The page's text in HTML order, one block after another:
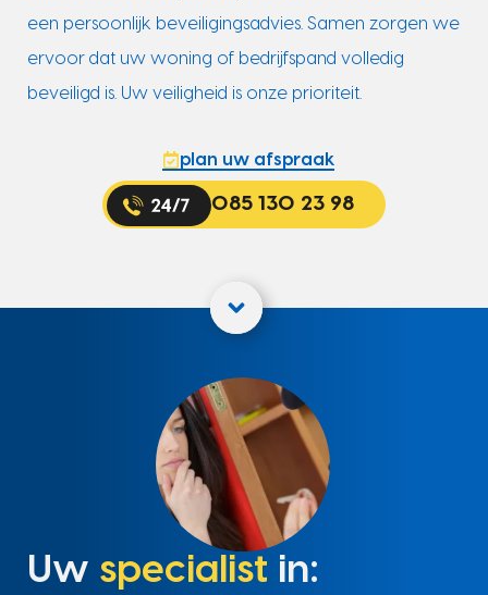
een persoonlijk beveiligingsadvies. Samen zorgen we
ervoor dat uw woning of bedrijfspand volledig
beveiligd is. Uw veiligheid is onze prioriteit.
plan uw afspraak
085 130 23 98
Uw specialist in: